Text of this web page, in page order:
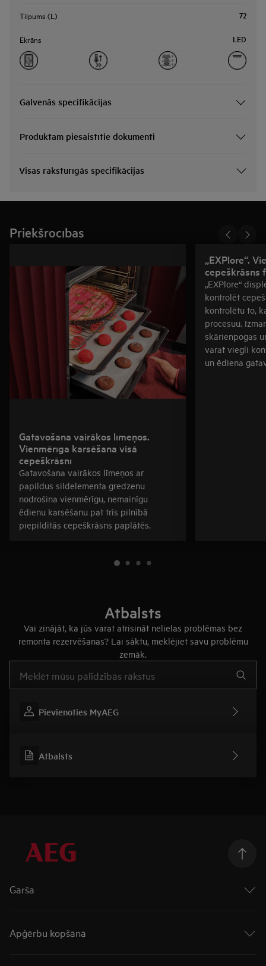
Tilpums (L) 72
Ekrāns LED
Galvenās specifikācijas
Produktam piesaistītie dokumenti
Visas raksturīgās specifikācijas
Priekšrocības
Gatavošana vairākos līmeņos.
Vienmērīga karsēšana visā
cepeškrāsnī
Gatavošana vairākos līmeņos ar
papildus sildelementa gredzenu
nodrošina vienmērīgu, nemainīgu
ēdienu karsēšanu pat trīs pilnībā
piepildītās cepeškrāsns paplātēs.
„EXPlore“.
cepeškrāsns
„EXPlore“
kontrolēt
kontrolētu to,
procesuu.
skārienpogas
varat viegli
un ēdiena
Atbalsts
Vai zinājāt, ka jūs varat atrisināt nelielas problēmas bez
remonta rezervēšanas? Lai sāktu, meklējiet savu problēmu
zemāk.
Pievienoties MyAEG
Atbalsts
Garša
Virsmas
Plīts virsmas ar integrētu tvaika nosūcēju
Apģērbu kopšana